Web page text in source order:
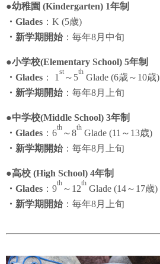
●幼稚園 (Kindergarten) 1年制
・Glades ：K (5歳)
・新学期開始：毎年8月中旬
●小学校(Elementary School) 5年制
・Glades ： 1
st
～5
th
Glade (6歳～10歳)
・新学期開始：毎年8月上旬
●中学校(Middle School) 3年制
・Glades ：6
th
～8
th
Glade (11～13歳)
・新学期開始：毎年8月上旬
●高校 (High School) 4年制
・Glades ：9
th
～12
th
Glade (14～17歳)
・新学期開始：毎年8月上旬